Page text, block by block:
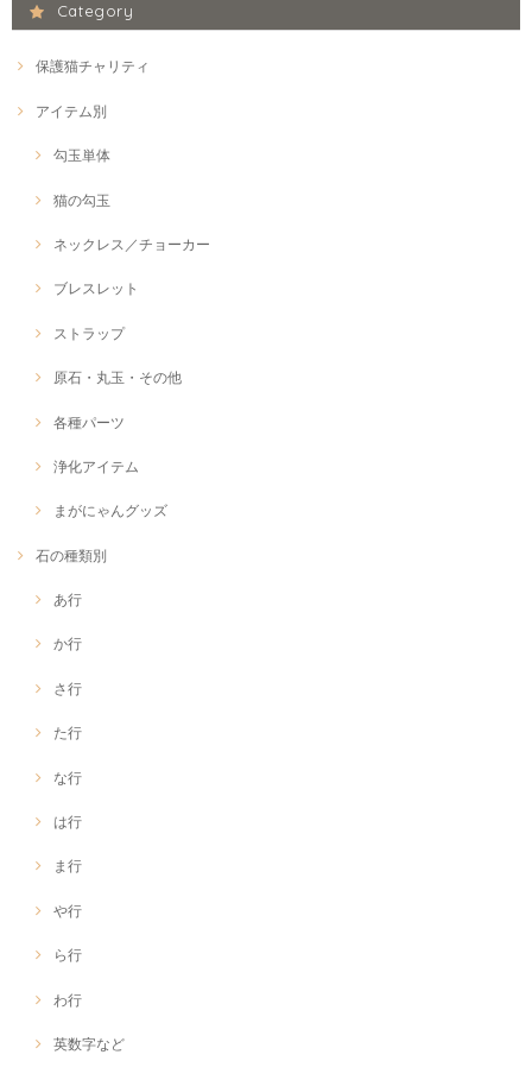
Category
保護猫チャリティ
アイテム別
勾玉単体
猫の勾玉
ネックレス／チョーカー
ブレスレット
ストラップ
原石・丸玉・その他
各種パーツ
浄化アイテム
まがにゃんグッズ
石の種類別
あ行
か行
さ行
た行
な行
は行
ま行
や行
ら行
わ行
英数字など